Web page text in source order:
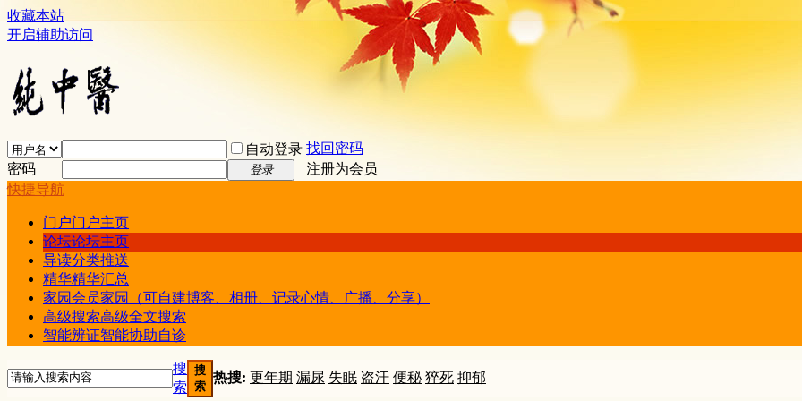
收藏本站
开启辅助访问
自动登录 找回密码
密码
登录
注册为会员
快捷导航
门户门户主页
论坛论坛主页
导读分类推送
精华精华汇总
家园会员家园（可自建博客、相册、记录心情、广播、分享）
高级搜索高级全文搜索
智能辨证智能协助自诊
搜
索
搜
索
热搜: 更年期 漏尿 失眠 盗汗 便秘 猝死 抑郁